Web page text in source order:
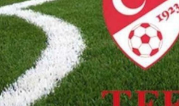
Alış-Veriş/İş dünyası
Kültür Sanat
Politika
Bilecik
Kütahya